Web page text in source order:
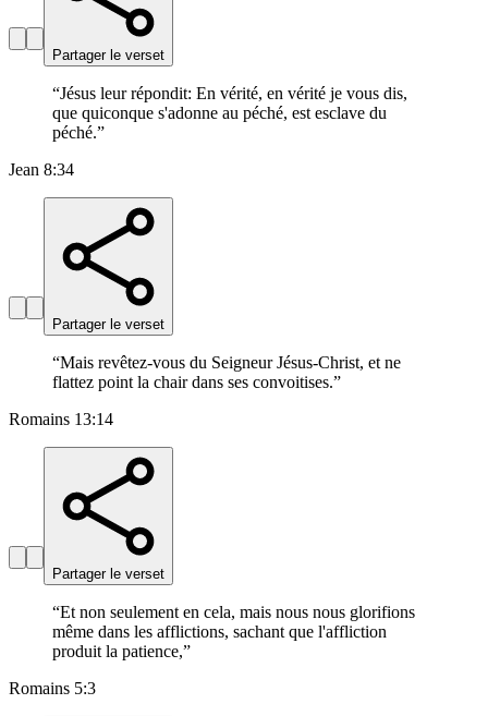
Partager le verset
“Jésus leur répondit: En vérité, en vérité je vous dis,
que quiconque s'adonne au péché, est esclave du
péché.”
Jean 8:34
Partager le verset
“Mais revêtez-vous du Seigneur Jésus-Christ, et ne
flattez point la chair dans ses convoitises.”
Romains 13:14
Partager le verset
“Et non seulement en cela, mais nous nous glorifions
même dans les afflictions, sachant que l'affliction
produit la patience,”
Romains 5:3